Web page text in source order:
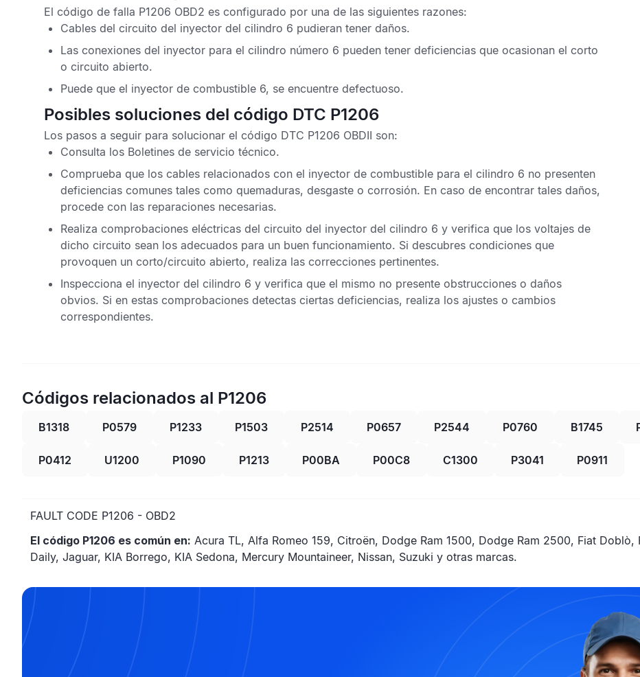
El código de falla P1206 OBD2 es configurado por una de las siguientes razones:
Cables del circuito del inyector del cilindro 6 pudieran tener daños.
Las conexiones del inyector para el cilindro número 6 pueden tener deficiencias que ocasionan el corto
o circuito abierto.
Puede que el inyector de combustible 6, se encuentre defectuoso.
Posibles soluciones del código DTC P1206
Los pasos a seguir para solucionar el código DTC P1206 OBDII son:
Consulta los Boletines de servicio técnico.
Comprueba que los cables relacionados con el inyector de combustible para el cilindro 6 no presenten
deficiencias comunes tales como quemaduras, desgaste o corrosión. En caso de encontrar tales daños,
procede con las reparaciones necesarias.
Realiza comprobaciones eléctricas del circuito del inyector del cilindro 6 y verifica que los voltajes de
dicho circuito sean los adecuados para un buen funcionamiento. Si descubres condiciones que
provoquen un corto/circuito abierto, realiza las correcciones pertinentes.
Inspecciona el inyector del cilindro 6 y verifica que el mismo no presente obstrucciones o daños
obvios. Si en estas comprobaciones detectas ciertas deficiencias, realiza los ajustes o cambios
correspondientes.
Códigos relacionados al P1206
B1318 P0579 P1233 P1503 P2514 P0657 P2544 P0760 B1745
P0412 U1200 P1090 P1213 P00BA P00C8 C1300 P3041 P0911
FAULT CODE P1206 - OBD2
El código P1206 es común en: Acura TL, Alfa Romeo 159, Citroën, Dodge Ram 1500, Dodge Ram 2500, Fiat
Daily, Jaguar, KIA Borrego, KIA Sedona, Mercury Mountaineer, Nissan, Suzuki y otras marcas.